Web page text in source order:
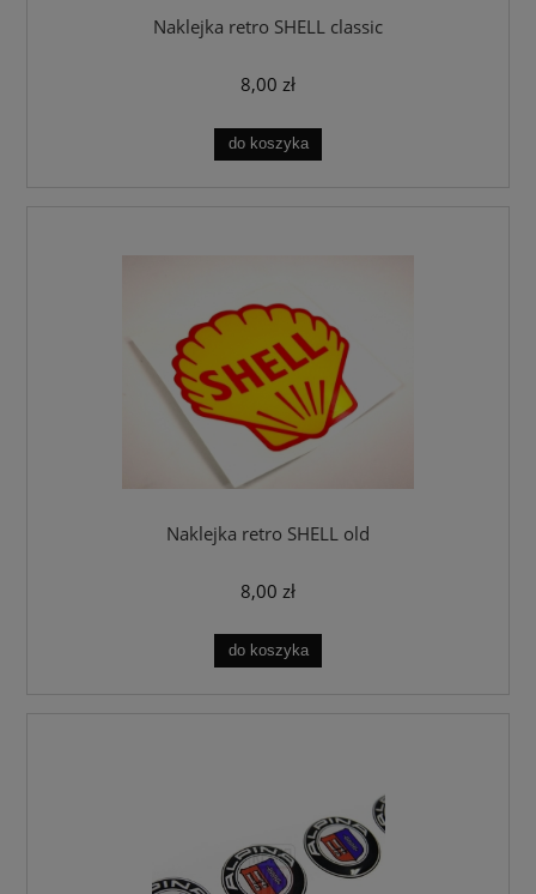
Naklejka retro SHELL classic
8,00 zł
do koszyka
Naklejka retro SHELL old
8,00 zł
do koszyka